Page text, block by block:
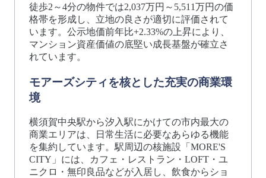
徒歩2～4分の物件では2,037万円～5,511万円の価
格帯を形成し、立地の良さが適切に評価されて
います。公示地価前年比+2.33%の上昇により、
マンション資産価値の底堅い成長基盤が確立さ
れています。
モアーズシティを核とした充実の商業環
境
横須賀中央駅から汐入駅にかけての市内最大の
商業エリアは、日常生活に必要なあらゆる機能
を集約しています。駅周辺の核施設「MORE'S
CITY」には、カフェ・レストラン・LOFT・ユ
ニクロ・無印良品などが入居し、飲食からショ